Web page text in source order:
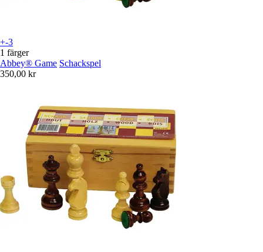
+-3
1 färger
Abbey® Game Schackspel
350,00 kr